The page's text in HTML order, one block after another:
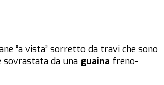
“a vista” sorretto da travi che sono
sovrastata da una guaina freno-